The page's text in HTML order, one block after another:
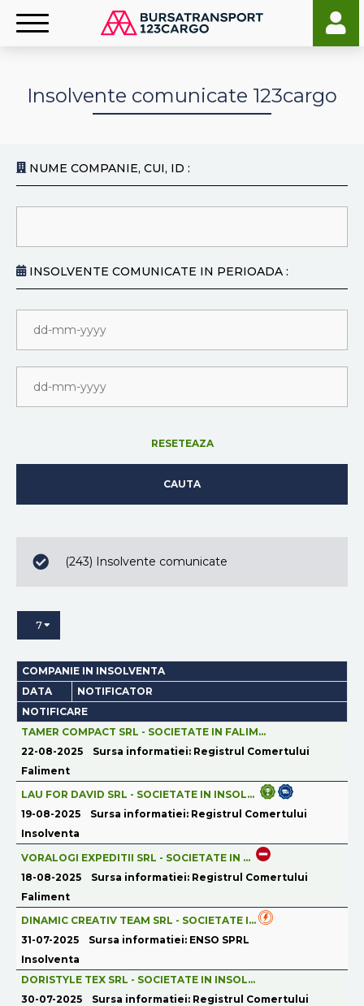
Insolvente comunicate 123cargo
NUME COMPANIE, CUI, ID :
INSOLVENTE COMUNICATE IN PERIOADA :
RESETEAZA
CAUTA
(243) Insolvente comunicate
7
DATA
COMPANIE IN INSOLVENTA
NOTIFICATOR
NOTIFICARE
22-08-2025
TAMER COMPACT SRL - SOCIETATE IN FALIM...
Sursa informatiei: Registrul Comertului
Faliment
19-08-2025
LAU FOR DAVID SRL - SOCIETATE IN INSOL...
Sursa informatiei: Registrul Comertului
Insolventa
18-08-2025
VORALOGI EXPEDITII SRL - SOCIETATE IN ...
Sursa informatiei: Registrul Comertului
Faliment
31-07-2025
DINAMIC CREATIV TEAM SRL - SOCIETATE I...
Sursa informatiei: ENSO SPRL
Insolventa
30-07-2025
DORISTYLE TEX SRL - SOCIETATE IN INSOL...
Sursa informatiei: Registrul Comertului